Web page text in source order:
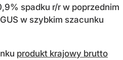
spadku r/r w poprzednim
w szybkim szacunku
produkt krajowy brutto